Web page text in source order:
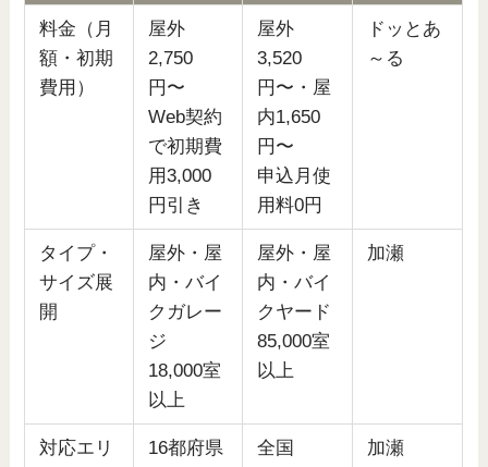
料金（月
額・初期
費用）
屋外
2,750
円〜
Web契約
で初期費
用3,000
円引き
屋外
3,520
円〜・屋
内1,650
円〜
申込月使
用料0円
ドッとあ
～る
タイプ・
サイズ展
開
屋外・屋
内・バイ
クガレー
ジ
18,000室
以上
屋外・屋
内・バイ
クヤード
85,000室
以上
加瀬
対応エリ
16都府県
全国
加瀬